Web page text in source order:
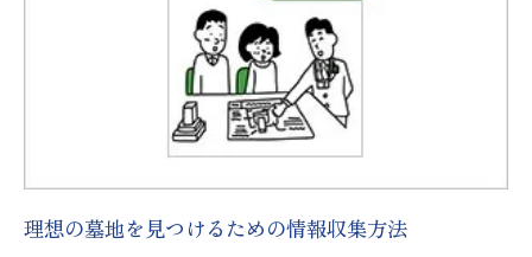
理想の墓地を見つけるための情報収集方法